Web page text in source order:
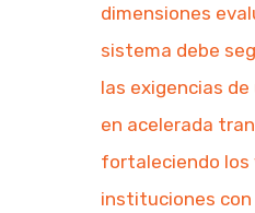
dimensiones
sistema debe
las exigencias
en acelerada
fortaleciendo los
instituciones con